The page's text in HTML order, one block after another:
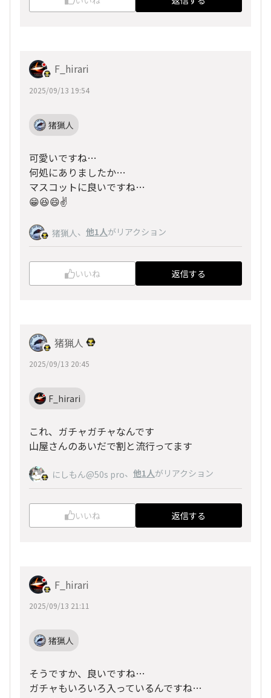
F_hirari
2025/09/13 19:54
猪猟人
可愛いですね…
何処にありましたか…
マスコットに良いですね…
😁😆😄✌️
猪猟人 、 他1人がリアクション
いいね 返信する
猪猟人
2025/09/13 20:45
F_hirari
これ、ガチャガチャなんです
山屋さんのあいだで割と流行ってます
にしもん@50s pro、 他1人がリアクション
いいね 返信する
F_hirari
2025/09/13 21:11
猪猟人
そうですか、良いですね…
ガチャもいろいろ入っているんですね…